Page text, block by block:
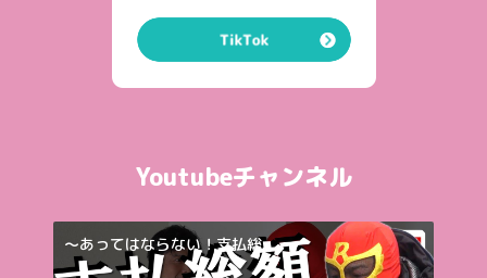
Youtubeチャンネル
～あってはならない！支払総...